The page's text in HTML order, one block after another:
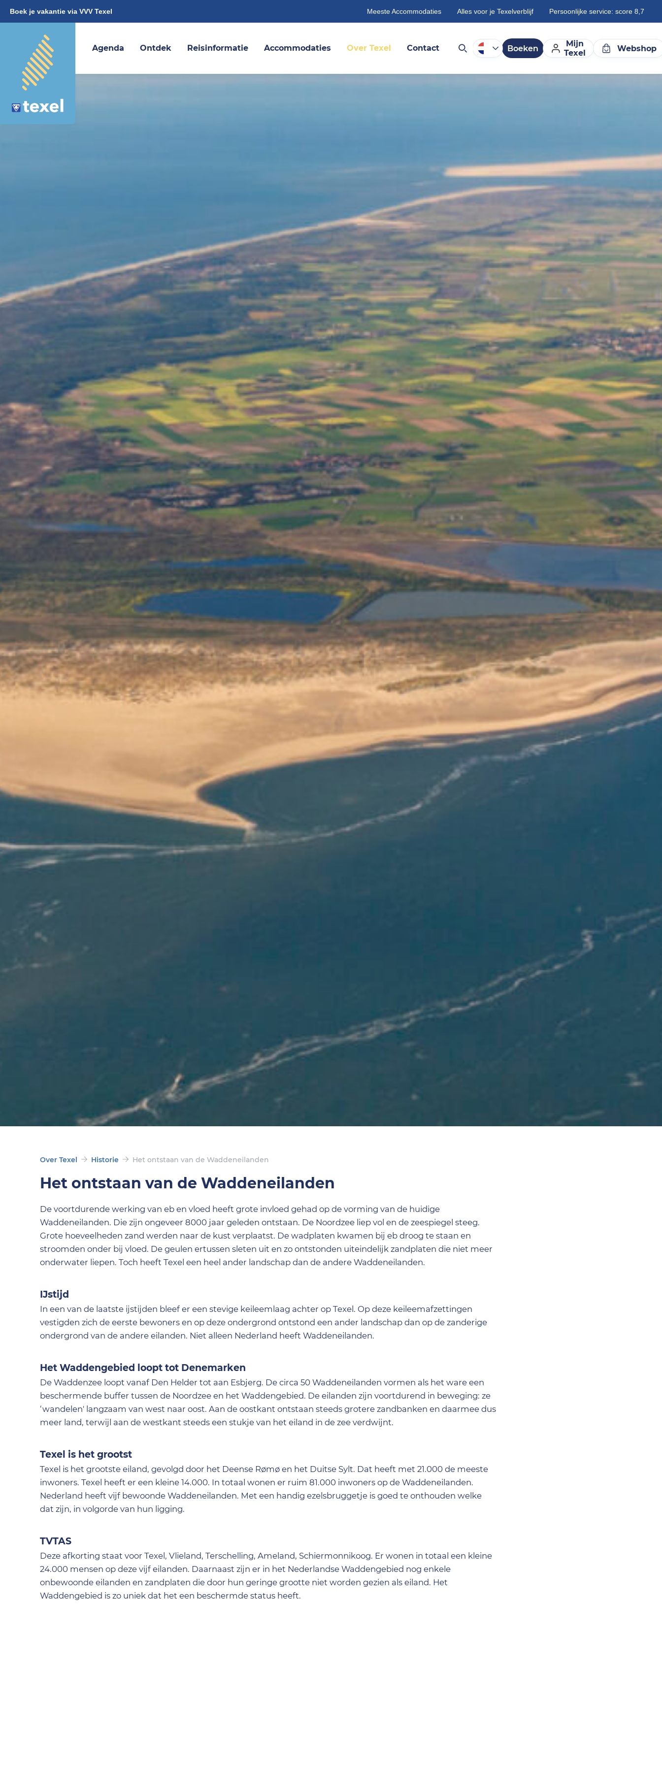
Boek je vakantie via VVV Texel Meeste Accommodaties Alles voor je Texelverblijf Persoonlijke service: score 8,7
Agenda Ontdek Reisinformatie Accommodaties Over Texel Contact Boeken
Mijn
Texel
Webshop
Over Texel Historie Het ontstaan van de Waddeneilanden
Het ontstaan van de Waddeneilanden
De voortdurende werking van eb en vloed heeft grote invloed gehad op de vorming van de huidige
Waddeneilanden. Die zijn ongeveer 8000 jaar geleden ontstaan. De Noordzee liep vol en de zeespiegel steeg.
Grote hoeveelheden zand werden naar de kust verplaatst. De wadplaten kwamen bij eb droog te staan en
stroomden onder bij vloed. De geulen ertussen sleten uit en zo ontstonden uiteindelijk zandplaten die niet meer
onderwater liepen. Toch heeft Texel een heel ander landschap dan de andere Waddeneilanden.
IJstijd
In een van de laatste ijstijden bleef er een stevige keileemlaag achter op Texel. Op deze keileemafzettingen
vestigden zich de eerste bewoners en op deze ondergrond ontstond een ander landschap dan op de zanderige
ondergrond van de andere eilanden. Niet alleen Nederland heeft Waddeneilanden.
Het Waddengebied loopt tot Denemarken
De Waddenzee loopt vanaf Den Helder tot aan Esbjerg. De circa 50 Waddeneilanden vormen als het ware een
beschermende buffer tussen de Noordzee en het Waddengebied. De eilanden zijn voortdurend in beweging: ze
‘wandelen' langzaam van west naar oost. Aan de oostkant ontstaan steeds grotere zandbanken en daarmee dus
meer land, terwijl aan de westkant steeds een stukje van het eiland in de zee verdwijnt.
Texel is het grootst
Texel is het grootste eiland, gevolgd door het Deense Rømø en het Duitse Sylt. Dat heeft met 21.000 de meeste
inwoners. Texel heeft er een kleine 14.000. In totaal wonen er ruim 81.000 inwoners op de Waddeneilanden.
Nederland heeft vijf bewoonde Waddeneilanden. Met een handig ezelsbruggetje is goed te onthouden welke
dat zijn, in volgorde van hun ligging.
TVTAS
Deze afkorting staat voor Texel, Vlieland, Terschelling, Ameland, Schiermonnikoog. Er wonen in totaal een kleine
24.000 mensen op deze vijf eilanden. Daarnaast zijn er in het Nederlandse Waddengebied nog enkele
onbewoonde eilanden en zandplaten die door hun geringe grootte niet worden gezien als eiland. Het
Waddengebied is zo uniek dat het een beschermde status heeft.